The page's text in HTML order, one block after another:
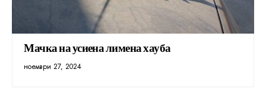
Мачка на усиена лимена хауба
ноември 27, 2024